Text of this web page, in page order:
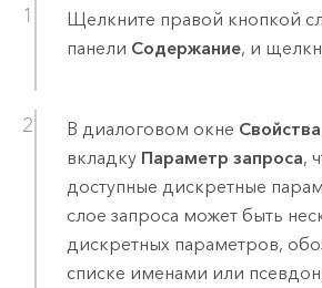
Щелкните правой кнопкой
панели Содержание, и
В диалоговом окне
вкладку Параметр запроса,
доступные дискретные
слое запроса может быть
дискретных параметров,
списке именами или